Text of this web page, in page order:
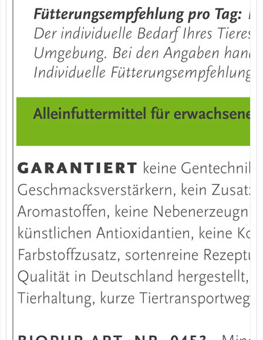
12er-VE Ente, Reis und Karotten 400 g BioPur Bio Hundefutter
Ente, Reis und Karotten 400g BioPur Bio Hundefutter